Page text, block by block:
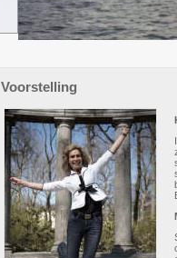
Voorstelling